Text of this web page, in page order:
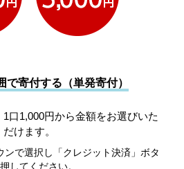
で寄付する（単発寄付）
口1,000円から金額をお選びいた
だけます。
ンで選択し「クレジット決済」ボタ
してください。